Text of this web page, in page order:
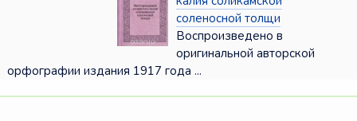
соленосной толщи
Воспроизведено в
оригинальной авторской
орфографии издания 1917 года ...